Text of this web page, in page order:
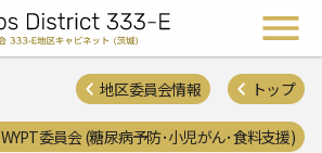
ライオンズクラ
トップ
地区委員会情報
WYPT委員会 (糖尿病予防･小児がん･食料支援)